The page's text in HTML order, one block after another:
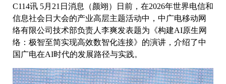
C114讯 5月21日消息（颜翊）日前，在2026年世界电信和
信息社会日大会的产业高层主题活动中，中广电移动网
络有限公司技术部负责人李爽发表题为《构建AI原生网
络：极智至简实现高效数智化连接》的演讲，介绍了中
国广电在AI时代的发展路径与实践。